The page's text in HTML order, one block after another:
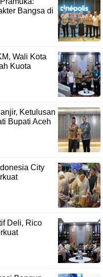
Bangsa di
Wali Kota
Kuota
Ketulusan
Bupati Aceh
City
Deli, Rico